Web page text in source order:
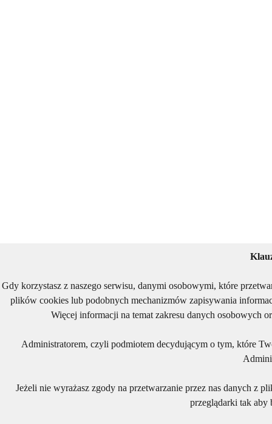
Gdy korzystasz z naszego serwisu, danymi osobowymi, które
plików cookies lub podobnych mechanizmów zapisywania
Więcej informacji na temat zakresu danych osobowych
Administratorem, czyli podmiotem decydującym o tym, które
Jeżeli nie wyrażasz zgody na przetwarzanie przez nas danych z
przeglądarki tak aby